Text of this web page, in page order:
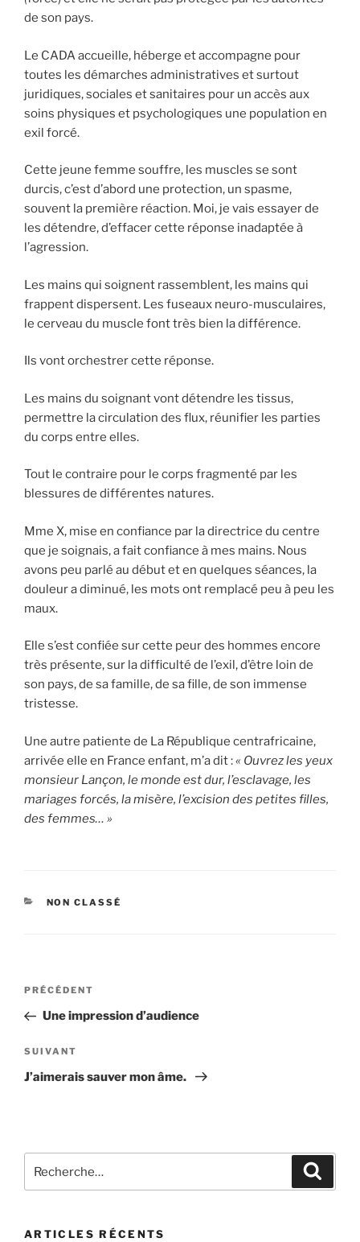
de son pays.
Le CADA accueille, héberge et accompagne pour
toutes les démarches administratives et surtout
juridiques, sociales et sanitaires pour un accès aux
soins physiques et psychologiques une population en
exil forcé.
Cette jeune femme souffre, les muscles se sont
durcis, c’est d’abord une protection, un spasme,
souvent la première réaction. Moi, je vais essayer de
les détendre, d’effacer cette réponse inadaptée à
l’agression.
Les mains qui soignent rassemblent, les mains qui
frappent dispersent. Les fuseaux neuro-musculaires,
le cerveau du muscle font très bien la différence.
Ils vont orchestrer cette réponse.
Les mains du soignant vont détendre les tissus,
permettre la circulation des flux, réunifier les parties
du corps entre elles.
Tout le contraire pour le corps fragmenté par les
blessures de différentes natures.
Mme X, mise en confiance par la directrice du centre
que je soignais, a fait confiance à mes mains. Nous
avons peu parlé au début et en quelques séances, la
douleur a diminué, les mots ont remplacé peu à peu les
maux.
Elle s’est confiée sur cette peur des hommes encore
très présente, sur la difficulté de l’exil, d’être loin de
son pays, de sa famille, de sa fille, de son immense
tristesse.
Une autre patiente de La République centrafricaine,
arrivée elle en France enfant, m’a dit :« Ouvrez les yeux
monsieur Lançon, le monde est dur, l’esclavage, les
mariages forcés, la misère, l’excision des petites filles,
des femmes… »
CATÉGORIES
NON CLASSÉ
Navigation
l’article
Article
précédent
PRÉCÉDENT
Une impression d’audience
Article
suivant
SUIVANT
J’aimerais sauver mon âme.
pour
ARTICLES RÉCENTS